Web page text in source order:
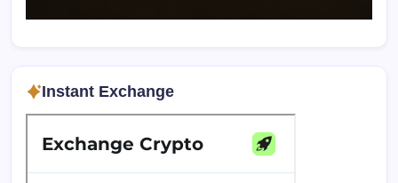
Instant Exchange